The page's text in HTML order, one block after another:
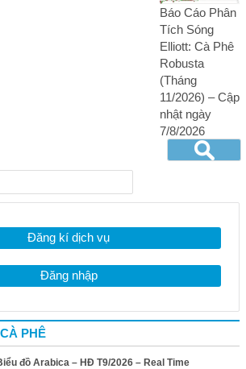
Báo Cáo Phân
Tích Sóng
Elliott: Cà Phê
Robusta
(Tháng
11/2026) – Cập
nhật ngày
7/8/2026
Đăng kí dịch vụ
Đăng nhập
PHÊ
đồ Arabica – HĐ T9/2026 – Real Time